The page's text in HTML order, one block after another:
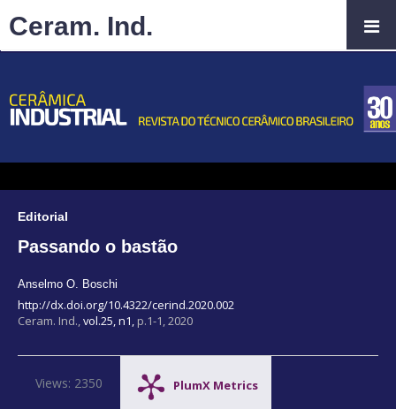
Editorial
Passando o bastão
Anselmo O. Boschi
http://dx.doi.org/10.4322/cerind.2020.002
Ceram. Ind.,vol.25, n1, p.1-1, 2020
PlumX Metrics
Views: 2350
Ceram. Ind.